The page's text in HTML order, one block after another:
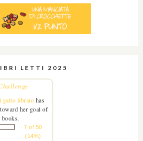
LETTI 2025
gatto libraio has
her goal of
books.
7 of 50
(14%)